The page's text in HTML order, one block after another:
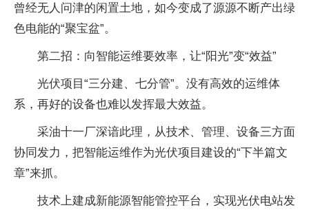
曾经无人问津的闲置土地，如今变成了源源不断产出绿
色电能的“聚宝盆”。
第二招：向智能运维要效率，让“阳光”变“效益”
光伏项目“三分建、七分管”。没有高效的运维体
系，再好的设备也难以发挥最大效益。
采油十一厂深谙此理，从技术、管理、设备三方面
协同发力，把智能运维作为光伏项目建设的“下半篇文
章”来抓。
技术上建成新能源智能管控平台，实现光伏电站发